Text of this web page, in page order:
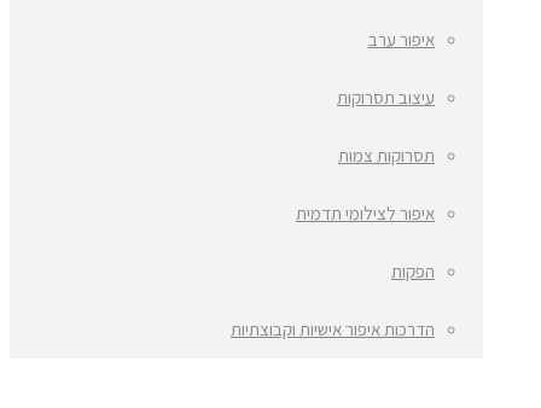
איפור ערב
עיצוב תסרוקות
תסרוקות צמות
איפור לצילומי תדמית
הפקות
הדרכות איפור אישיות וקבוצתיות